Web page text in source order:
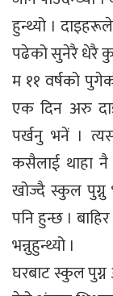
हुन्थ्यो ।
पढेको सुनेरै धेरै
म ११ वर्षको
एक दिन अरु
पर्खनु भनें ।
कसैलाई थाहा
खोज्दै स्कुल
पनि हुन्छ ।
भन्नुहुन्थ्यो ।
घरबाट स्कुल पुग्न